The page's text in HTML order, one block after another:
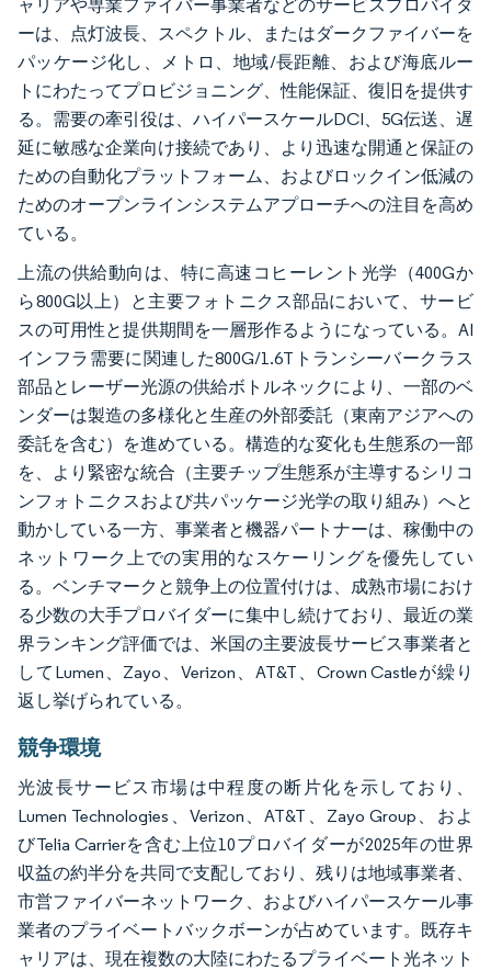
ャリアや専業ファイバー事業者などのサービスプロバイダ
ーは、点灯波長、スペクトル、またはダークファイバーを
パッケージ化し、メトロ、地域/長距離、および海底ルー
トにわたってプロビジョニング、性能保証、復旧を提供す
る。需要の牽引役は、ハイパースケールDCI、5G伝送、遅
延に敏感な企業向け接続であり、より迅速な開通と保証の
ための自動化プラットフォーム、およびロックイン低減の
ためのオープンラインシステムアプローチへの注目を高め
ている。
上流の供給動向は、特に高速コヒーレント光学（400Gか
ら800G以上）と主要フォトニクス部品において、サービ
スの可用性と提供期間を一層形作るようになっている。AI
インフラ需要に関連した800G/1.6Tトランシーバークラス
部品とレーザー光源の供給ボトルネックにより、一部のベ
ンダーは製造の多様化と生産の外部委託（東南アジアへの
委託を含む）を進めている。構造的な変化も生態系の一部
を、より緊密な統合（主要チップ生態系が主導するシリコ
ンフォトニクスおよび共パッケージ光学の取り組み）へと
動かしている一方、事業者と機器パートナーは、稼働中の
ネットワーク上での実用的なスケーリングを優先してい
る。ベンチマークと競争上の位置付けは、成熟市場におけ
る少数の大手プロバイダーに集中し続けており、最近の業
界ランキング評価では、米国の主要波長サービス事業者と
してLumen、Zayo、Verizon、AT&T、Crown Castleが繰り
返し挙げられている。
競争環境
光波長サービス市場は中程度の断片化を示しており、
Lumen Technologies、Verizon、AT&T、Zayo Group、およ
びTelia Carrierを含む上位10プロバイダーが2025年の世界
収益の約半分を共同で支配しており、残りは地域事業者、
市営ファイバーネットワーク、およびハイパースケール事
業者のプライベートバックボーンが占めています。既存キ
ャリアは、現在複数の大陸にわたるプライベート光ネット